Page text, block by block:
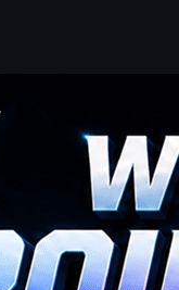
veckovisa
UUSKINS
uppdaterar denna sida
Så länge din
du använda
dem mot dina